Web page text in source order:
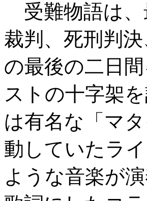
受難物語は、
裁判、死刑判
の最後の二日
ストの十字架
は有名な「マ
動していたラ
ような音楽が